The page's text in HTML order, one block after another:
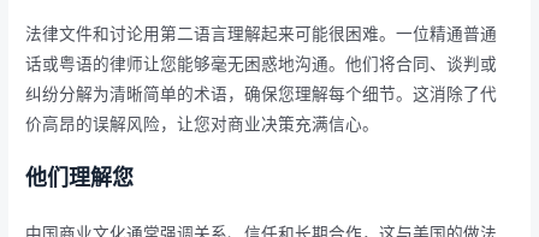
法律文件和讨论用第二语言理解起来可能很困难。一位精通普通
话或粤语的律师让您能够毫无困惑地沟通。他们将合同、谈判或
纠纷分解为清晰简单的术语，确保您理解每个细节。这消除了代
价高昂的误解风险，让您对商业决策充满信心。
他们理解您